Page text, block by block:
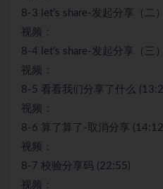
8-3 let’s share-发起分享（二
视频：
8-4 let’s share-发起分享（三
视频：
8-5 看看我们分享了什么
视频：
8-6 算了算了-取消分享
视频：
8-7 校验分享码 (22:55)
视频：